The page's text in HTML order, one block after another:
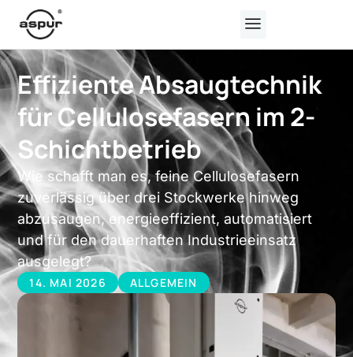
Effiziente Absaugtechnik
für Cellulosefasern im 2-
Schichtbetrieb
Wie schafft man es, feine Cellulosefasern
zuverlässig über drei Stockwerke hinweg
abzusaugen, energieeffizient, automatisiert
und für den dauerhaften Industrieeinsatz
ausgelegt?
14. MAI 2026 ALLGEMEIN